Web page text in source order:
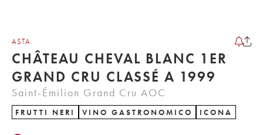
ASTA
CHÂTEAU CHEVAL BLANC 1ER
GRAND CRU CLASSÉ A 1999
Saint-Émilion Grand Cru AOC
FRUTTI NERI VINO GASTRONOMICO ICONA